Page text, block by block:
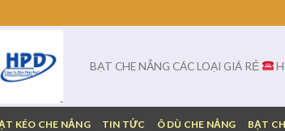
BẠT CHE NẮNG CÁC LOẠI GIÁ RẺ
KÉO CHE NẮNG TIN TỨC Ô DÙ CHE NẮNG BẠT